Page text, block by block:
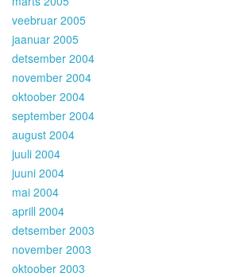
veebruar 2005
jaanuar 2005
detsember 2004
november 2004
oktoober 2004
september 2004
august 2004
juuli 2004
juuni 2004
mai 2004
aprill 2004
detsember 2003
november 2003
oktoober 2003